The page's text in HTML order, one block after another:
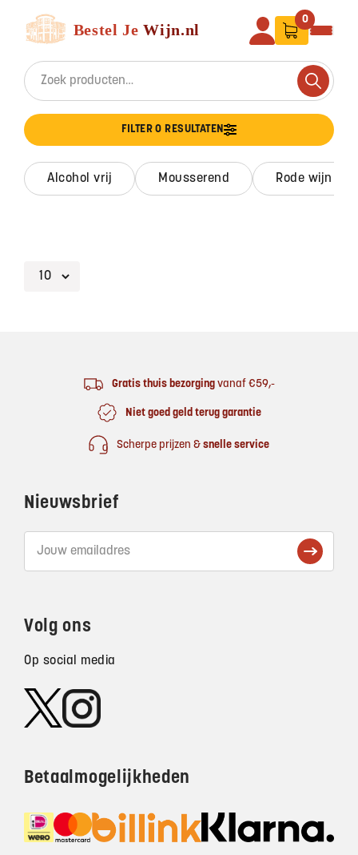
Search for:
Search
0
FILTER 0 RESULTATEN
alcohol vrij mousserend rode wijn
Gratis thuis bezorgingvanaf €59,-
Niet goed geld terug garantie
Scherpe prijzen & snelle service
Nieuwsbrief
Volg ons
Op social media
Betaalmogelijkheden